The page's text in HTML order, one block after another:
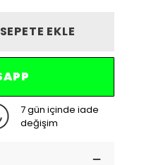
SEPETE EKLE
7 gün içinde iade
değişim